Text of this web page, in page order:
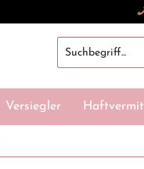
Versiegler